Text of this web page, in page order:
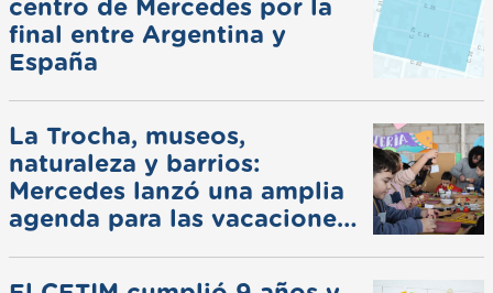
centro de Mercedes por la
final entre Argentina y
España
La Trocha, museos,
naturaleza y barrios:
Mercedes lanzó una amplia
agenda para las vacaciones